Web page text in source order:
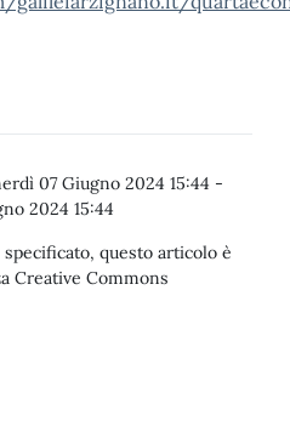
07 Giugno 2024 15:44 -
2024 15:44
questo articolo è
Creative Commons